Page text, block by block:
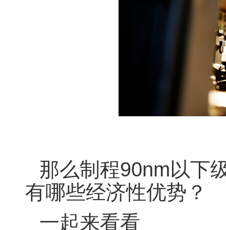
那么制程90nm以下
有哪些经济性优势？
一起来看看